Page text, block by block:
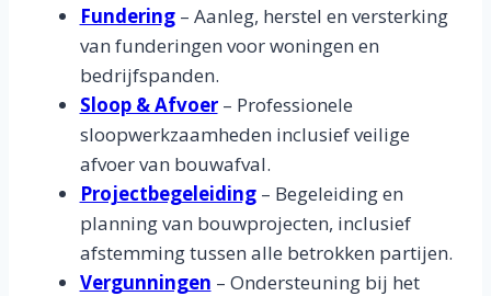
Fundering– Aanleg, herstel en versterking
van funderingen voor woningen en
bedrijfspanden.
Sloop & Afvoer– Professionele
sloopwerkzaamheden inclusief veilige
afvoer van bouwafval.
Projectbegeleiding– Begeleiding en
planning van bouwprojecten, inclusief
afstemming tussen alle betrokken partijen.
Vergunningen – Ondersteuning bij het